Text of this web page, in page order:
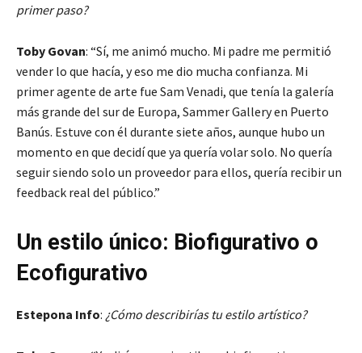
primer paso?
Toby Govan: “Sí, me animó mucho. Mi padre me permitió
vender lo que hacía, y eso me dio mucha confianza. Mi
primer agente de arte fue Sam Venadi, que tenía la galería
más grande del sur de Europa, Sammer Gallery en Puerto
Banús. Estuve con él durante siete años, aunque hubo un
momento en que decidí que ya quería volar solo. No quería
seguir siendo solo un proveedor para ellos, quería recibir un
feedback real del público.”
Un estilo único: Biofigurativo o
Ecofigurativo
Estepona Info: ¿Cómo describirías tu estilo artístico?